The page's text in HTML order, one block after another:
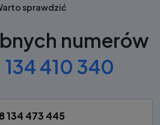
sprawdzić
numerów
410 340
134 473 445